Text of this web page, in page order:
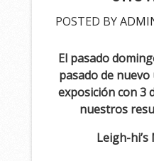
POSTED BY
El pasado
pasado de
exposición con 3
nuestros
Leigh-